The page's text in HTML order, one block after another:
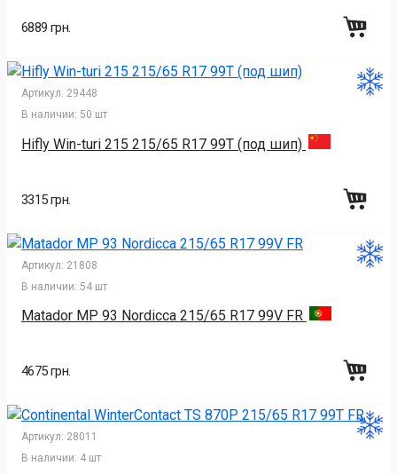
6889 грн.
Артикул: 29448
В наличии: 50 шт
Hifly Win-turi 215 215/65 R17 99T (под шип)
3315 грн.
Артикул: 21808
В наличии: 54 шт
Matador MP 93 Nordicca 215/65 R17 99V FR
4675 грн.
Артикул: 28011
В наличии: 4 шт